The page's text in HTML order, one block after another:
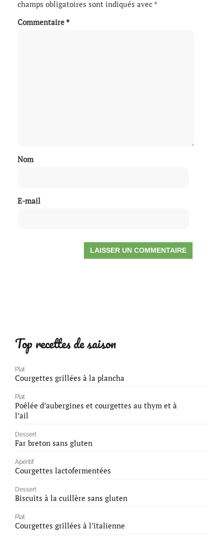
champs obligatoires sont indiqués avec *
Commentaire *
Nom
E-mail
Top recettes de saison
Plat
Courgettes grillées à la plancha
Plat
Poêlée d’aubergines et courgettes au thym et à
l’ail
Dessert
Far breton sans gluten
Apéritif
Courgettes lactofermentées
Dessert
Biscuits à la cuillère sans gluten
Plat
Courgettes grillées à l’italienne